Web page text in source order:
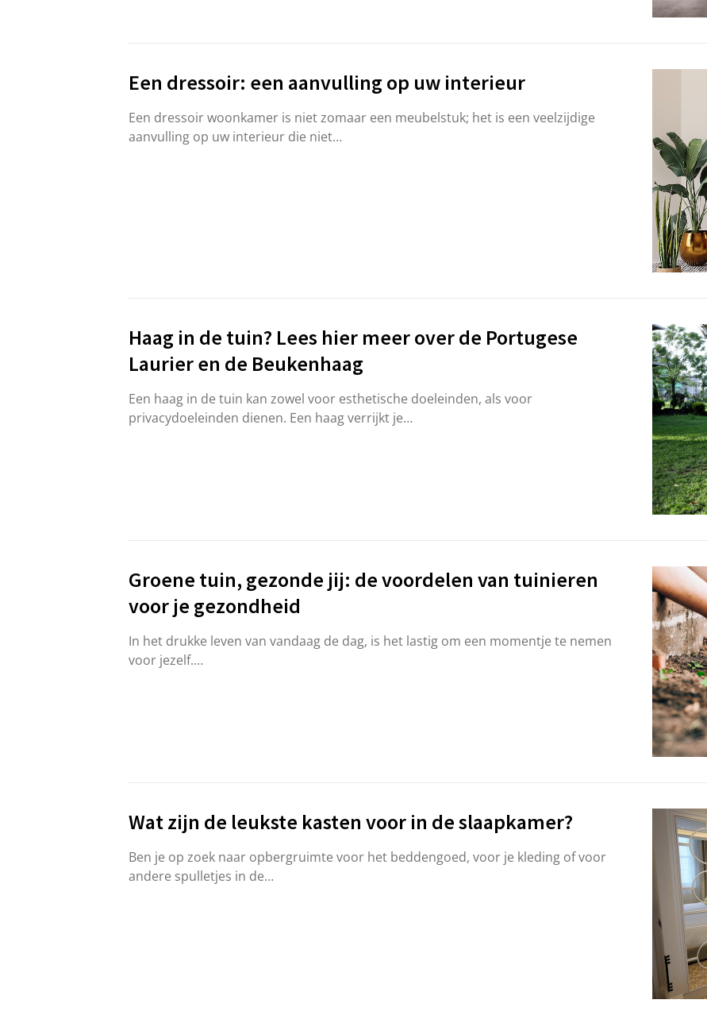
Een dressoir: een aanvulling op uw interieur
Een dressoir woonkamer is niet zomaar een meubelstuk; het is een veelzijdige
aanvulling op uw interieur die niet…
Haag in de tuin? Lees hier meer over de Portugese
Laurier en de Beukenhaag
Een haag in de tuin kan zowel voor esthetische doeleinden, als voor
privacydoeleinden dienen. Een haag verrijkt je…
Groene tuin, gezonde jij: de voordelen van tuinieren
voor je gezondheid
In het drukke leven van vandaag de dag, is het lastig om een momentje te nemen
voor jezelf.…
Wat zijn de leukste kasten voor in de slaapkamer?
Ben je op zoek naar opbergruimte voor het beddengoed, voor je kleding of voor
andere spulletjes in de…